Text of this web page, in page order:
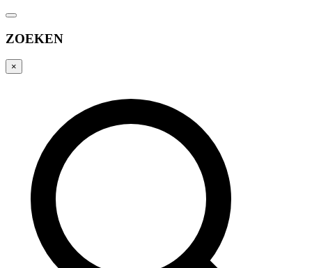
ZOEKEN
×